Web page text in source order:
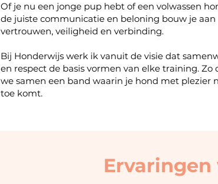
Of je nu een jonge pup hebt of een volwassen
de juiste communicatie en beloning bouw je aan
vertrouwen, veiligheid en verbinding.
Bij Honderwijs werk ik vanuit de visie dat
en respect de basis vormen van elke training. Zo
we samen een band waarin je hond met plezier
toe komt.
Ervaringen